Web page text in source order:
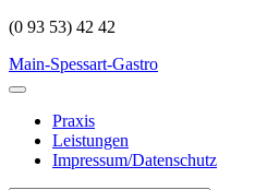
(0 93 53) 42 42
Main-Spessart-Gastro
Praxis
Leistungen
Impressum/Datenschutz